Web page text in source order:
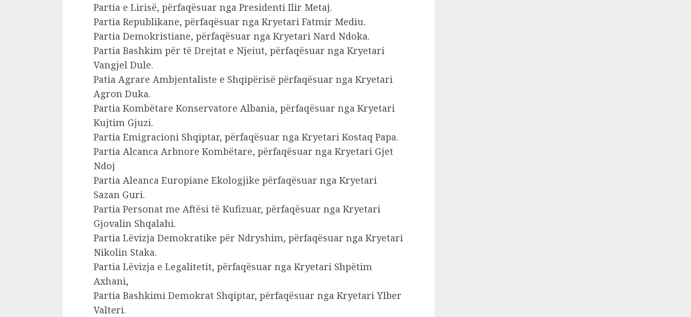
Partia e Lirisë, përfaqësuar nga Presidenti Ilir Metaj.
Partia Republikane, përfaqësuar nga Kryetari Fatmir Mediu.
Partia Demokristiane, përfaqësuar nga Kryetari Nard Ndoka.
Partia Bashkim për të Drejtat e Njeiut, përfaqësuar nga Kryetari
Vangjel Dule.
Patia Agrare Ambjentaliste e Shqipërisë përfaqësuar nga Kryetari
Agron Duka.
Partia Kombëtare Konservatore Albania, përfaqësuar nga Kryetari
Kujtim Gjuzi.
Partia Emigracioni Shqiptar, përfaqësuar nga Kryetari Kostaq Papa.
Partia Alcanca Arbnore Kombëtare, përfaqësuar nga Kryetari Gjet
Ndoj
Partia Aleanca Europiane Ekologjike përfaqësuar nga Kryetari
Sazan Guri.
Partia Personat me Aftësi të Kufizuar, përfaqësuar nga Kryetari
Gjovalin Shqalahi.
Partia Lëvizja Demokratike për Ndryshim, përfaqësuar nga Kryetari
Nikolin Staka.
Partia Lëvizja e Legalitetit, përfaqësuar nga Kryetari Shpëtim
Axhani,
Partia Bashkimi Demokrat Shqiptar, përfaqësuar nga Kryetari Ylber
Valteri.